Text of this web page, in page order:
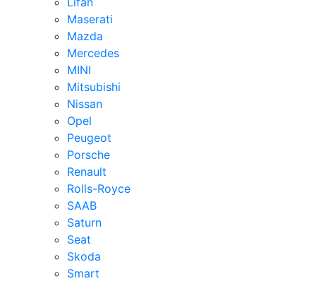
Maserati
Mazda
Mercedes
MINI
Mitsubishi
Nissan
Opel
Peugeot
Porsche
Renault
Rolls-Royce
SAAB
Saturn
Seat
Skoda
Smart